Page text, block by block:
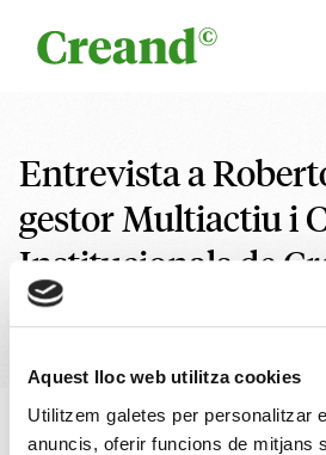
Aquest lloc web utilitza cookies
Utilitzem galetes per personalitzar
anuncis, oferir funcions de mitjans
Entrevista a
gestor Multiactiu i
Institucionals de
Management
29 GENER 2024